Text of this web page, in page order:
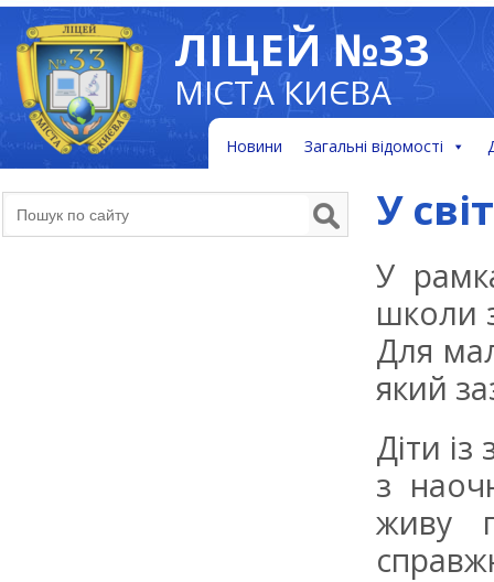
ЛІЦЕЙ №33
МІСТА КИЄВА
Новини Загальні відомості
У
У
школи
Для
який
Діти
з
живу